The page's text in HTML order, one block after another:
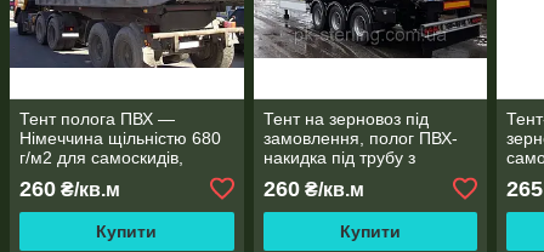
Тент полога ПВХ —
Німеччина щільністю 680
г/м2 для самоскидів,
260 ₴/кв.м
Купити
Тент на зерновоз під
замовлення, полог ПВХ-
накидка під трубу з
кільцями Німеччина 680 г/
м2
260₴/кв.м
Купити
265